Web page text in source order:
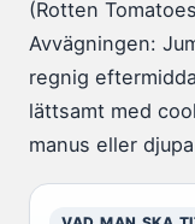
(Rotten
Avvägningen:
regnig
lättsamt med
manus eller